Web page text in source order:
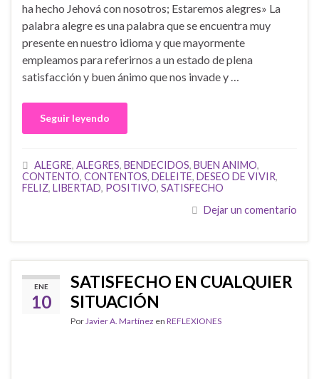
ha hecho Jehová con nosotros; Estaremos alegres» La
palabra alegre es una palabra que se encuentra muy
presente en nuestro idioma y que mayormente
empleamos para referirnos a un estado de plena
satisfacción y buen ánimo que nos invade y …
Seguir leyendo
ALEGRE, ALEGRES, BENDECIDOS, BUEN ANIMO,
CONTENTO, CONTENTOS, DELEITE, DESEO DE VIVIR,
FELIZ, LIBERTAD, POSITIVO, SATISFECHO
Dejar un comentario
ENE
10
SATISFECHO EN CUALQUIER
SITUACIÓN
PorJavier A. Martínez en REFLEXIONES